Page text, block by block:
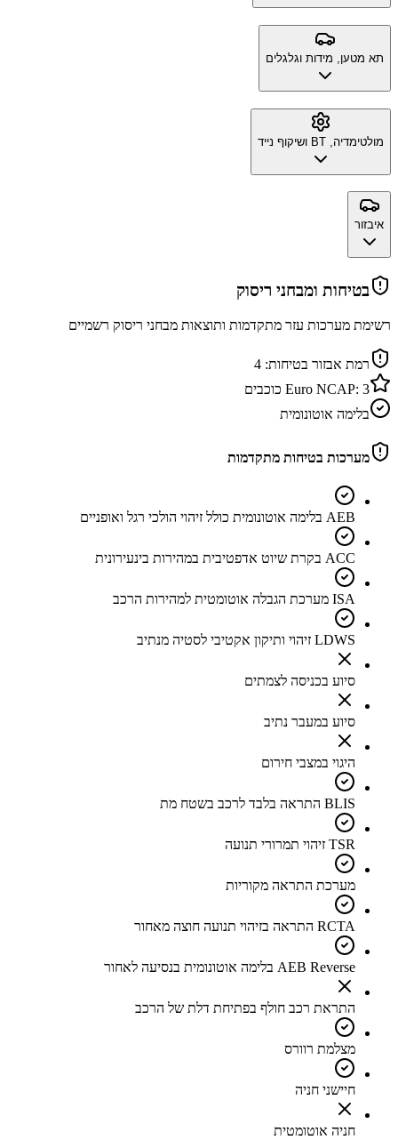
תא מטען, מידות וגלגלים
מולטימדיה, BT ושיקוף נייד
איבזור
בטיחות ומבחני ריסוק
רשימת מערכות עזר מתקדמות ותוצאות מבחני ריסוק רשמיים
רמת אבזור בטיחות: 4
Euro NCAP: 3
כוכבים
בלימה אוטונומית
מערכות בטיחות מתקדמות
AEB בלימה אוטונומית כולל זיהוי הולכי רגל ואופניים
ACC בקרת שיוט אדפטיבית במהירות בינעירונית
ISA מערכת הגבלה אוטומטית למהירות הרכב
LDWS זיהוי ותיקון אקטיבי לסטיה מנתיב
סיוע בכניסה לצמתים
סיוע במעבר נתיב
היגוי במצבי חירום
BLIS התראה בלבד לרכב בשטח מת
TSR זיהוי תמרורי תנועה
מערכת התראה מקוריות
RCTA התראה בזיהוי תנועה חוצה מאחור
AEB Reverse בלימה אוטונומית בנסיעה לאחור
התראת רכב חולף בפתיחת דלת של הרכב
מצלמת רוורס
חיישני חניה
חניה אוטומטית